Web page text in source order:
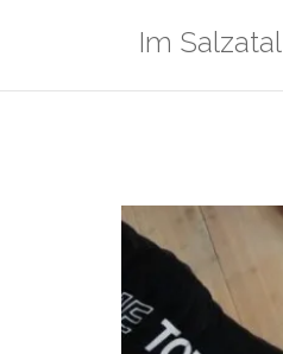
Im Salzatal